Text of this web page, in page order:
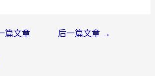
篇文章 后一篇文章 →